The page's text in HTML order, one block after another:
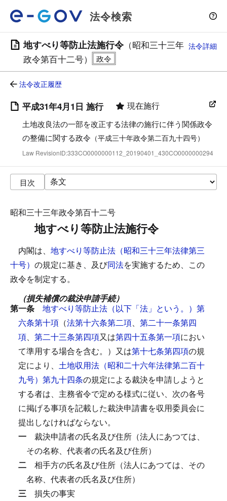
法令検索
地すべり等防止法施行令（昭和三十三年
政令第百十二号）
法令詳細
法令改正履歴
平成31年4月1日 施行 現在施行
土地改良法の一部を改正する法律の施行に伴う関係政令
の整備に関する政令 （平成三十年政令第二百九十四号）
Law RevisionID:333CO0000000112_20190401_430CO0000000294
目次
昭和三十三年政令第百十二号
地すべり等防止法施行令
内閣は、 地すべり等防止法（昭和三十三年法律第三
十号） の規定に基き、及び同法を実施するため、この
政令を制定する。
（損失補償の裁決申請手続）
第一条 地すべり等防止法（以下「法」という。）第
六条第十項 （法第十六条第二項、 第二十一条第四
項、 第二十三条第四項又は第四十五条第一項におい
て準用する場合を含む。）又は第十七条第四項の規
定により、 土地収用法（昭和二十六年法律第二百十
九号）第九十四条の規定による裁決を申請しようと
する者は、主務省令で定める様式に従い、次の各号
に掲げる事項を記載した裁決申請書を収用委員会に
提出しなければならない。
一 裁決申請者の氏名及び住所（法人にあつては、
その名称、代表者の氏名及び住所）
二 相手方の氏名及び住所（法人にあつては、その
名称、代表者の氏名及び住所）
三 損失の事実